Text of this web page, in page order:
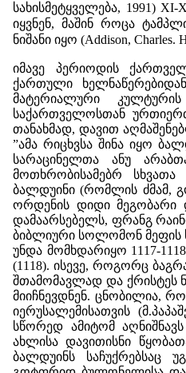
სახისმეტყველება, 1991)
იყვნენ, მაშინ როცა
ნიშანი იყო (Addison, Charles.
იმავე პერიოდის
ქართული
მატერიალური
საქართველოსთან
თანახმად, დავით
”ამა რიცხვსა შინა იყო
სარაცინელთა ანუ
მოთხრობისამებრ
ბალდუინი (რომლის ძმამ,
ორდენის დიდი მეგობარი
დამაარსებელს, ფრანგ
ბიბლიური სოლომონ მეფის
უნდა მომხდარიყო 1117-
(1118). ისევე, როგორც
შთამომავლად და ქრისტეს
მიიჩნევდნენ. ცნობილია,
იერუსალემისათვის
სწორედ ამიტომ
ახლისა დავითისნი
ბალდუინს საჩუქრებსაც